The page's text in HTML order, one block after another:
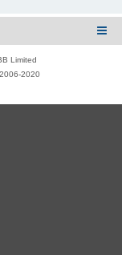
Limited
2020